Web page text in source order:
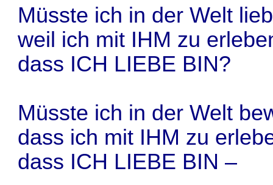
Müsste ich in der Welt
weil ich mit IHM zu
dass ICH LIEBE BIN?
Müsste ich in der Welt
dass ich mit IHM zu
dass ICH LIEBE BIN –